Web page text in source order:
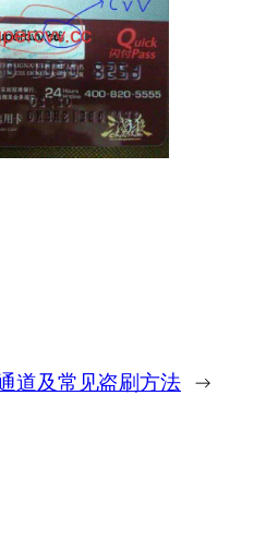
道及常见盗刷方法 →